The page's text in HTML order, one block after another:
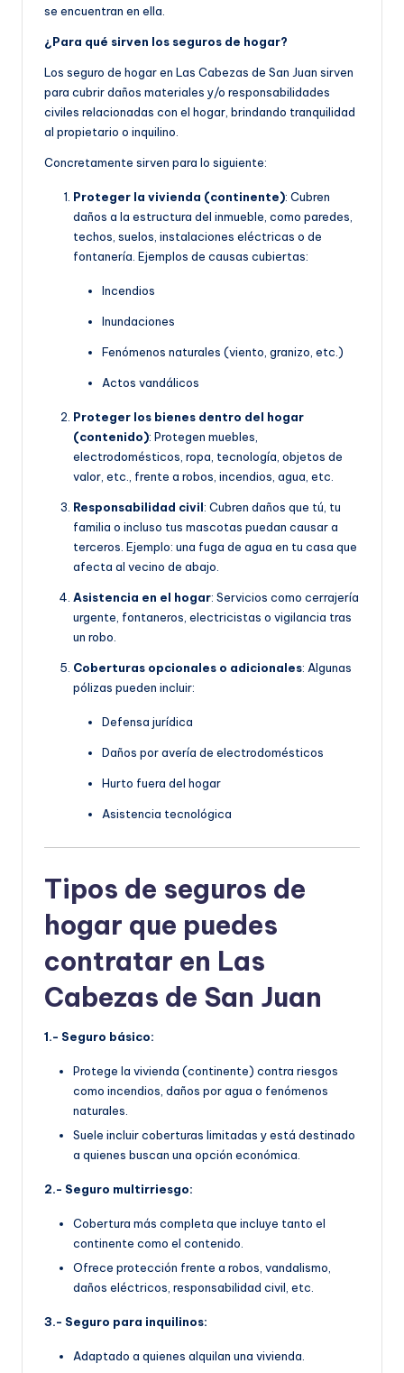
se encuentran en ella.
¿Para qué sirven los seguros de hogar?
Los seguro de hogar en Las Cabezas de San Juan sirven
para cubrir daños materiales y/o responsabilidades
civiles relacionadas con el hogar, brindando tranquilidad
al propietario o inquilino.
Concretamente sirven para lo siguiente:
Proteger la vivienda (continente): Cubren
daños a la estructura del inmueble, como paredes,
techos, suelos, instalaciones eléctricas o de
fontanería. Ejemplos de causas cubiertas:
Incendios
Inundaciones
Fenómenos naturales (viento, granizo, etc.)
Actos vandálicos
Proteger los bienes dentro del hogar
(contenido): Protegen muebles,
electrodomésticos, ropa, tecnología, objetos de
valor, etc., frente a robos, incendios, agua, etc.
Responsabilidad civil: Cubren daños que tú, tu
familia o incluso tus mascotas puedan causar a
terceros. Ejemplo: una fuga de agua en tu casa que
afecta al vecino de abajo.
Asistencia en el hogar: Servicios como cerrajería
urgente, fontaneros, electricistas o vigilancia tras
un robo.
Coberturas opcionales o adicionales: Algunas
pólizas pueden incluir:
Defensa jurídica
Daños por avería de electrodomésticos
Hurto fuera del hogar
Asistencia tecnológica
Tipos de seguros de
hogar que puedes
contratar en Las
Cabezas de San Juan
1.- Seguro básico:
Protege la vivienda (continente) contra riesgos
como incendios, daños por agua o fenómenos
naturales.
Suele incluir coberturas limitadas y está destinado
a quienes buscan una opción económica.
2.- Seguro multirriesgo:
Cobertura más completa que incluye tanto el
continente como el contenido.
Ofrece protección frente a robos, vandalismo,
daños eléctricos, responsabilidad civil, etc.
3.- Seguro para inquilinos:
Adaptado a quienes alquilan una vivienda.